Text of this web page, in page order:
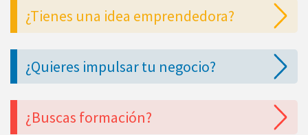
¿Tienes una idea emprendedora?
¿Quieres impulsar tu negocio?
¿Buscas formación?